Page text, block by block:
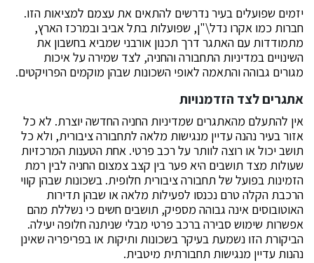
יזמים שפועלים בעיר נדרשים להתאים את עצמם למציאות הזו.
חברות כמו אקרו נדל\"ן, שפועלות בתל אביב ובמרכז הארץ,
מתמודדות עם האתגר דרך תכנון אורבני שמביא בחשבון את
השינויים במדיניות התחבורה והחניה, לצד שמירה על איכות
מגורים גבוהה והתאמה לאופי השכונות שבהן מוקמים הפרויקטים.
אתגרים לצד הזדמנויות
אין להתעלם מהאתגרים שמדיניות החניה החדשה יוצרת. לא כל
אזור בעיר נהנה עדיין מנגישות מלאה לתחבורה ציבורית, ולא כל
תושב יכול או רוצה לוותר על רכב פרטי. אחת הטענות המרכזיות
שעולות מצד תושבים היא פער בין קצב צמצום החניה לבין רמת
הזמינות בפועל של תחבורה ציבורית חלופית. בשכונות שבהן קווי
הרכבת הקלה טרם נכנסו לפעילות מלאה או שבהן תדירות
האוטובוסים אינה גבוהה מספיק, תושבים חשים כי נשללת מהם
אפשרות שימוש סבירה ברכב פרטי מבלי שניתנה חלופה יעילה.
הביקורת הזו נשמעת בעיקר בשכונות ותיקות או בפריפריה שאינן
נהנות עדיין מנגישות תחבורתית מיטבית.